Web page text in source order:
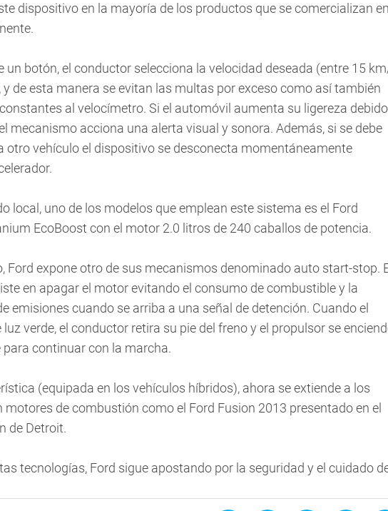
dispositivo en la mayoría de los productos que se comercializan en
un botón, el conductor selecciona la velocidad deseada (entre 15
de esta manera se evitan las multas por exceso como así también
al velocímetro. Si el automóvil aumenta su ligereza
mecanismo acciona una alerta visual y sonora. Además, si se debe
otro vehículo el dispositivo se desconecta momentáneamente
local, uno de los modelos que emplean este sistema es el Ford
EcoBoost con el motor 2.0 litros de 240 caballos de potencia.
Ford expone otro de sus mecanismos denominado auto start-stop.
en apagar el motor evitando el consumo de combustible y la
emisiones cuando se arriba a una señal de detención. Cuando el
verde, el conductor retira su pie del freno y el propulsor se
para continuar con la marcha.
(equipada en los vehículos híbridos), ahora se extiende a los
motores de combustión como el Ford Fusion 2013 presentado en el
de Detroit.
tecnologías, Ford sigue apostando por la seguridad y el cuidado